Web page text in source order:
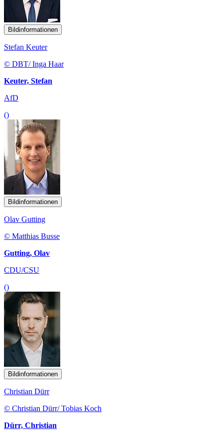
Bildinformationen
Stefan Keuter
© DBT/ Inga Haar
Keuter, Stefan
AfD
()
Bildinformationen
Olav Gutting
© Matthias Busse
Gutting, Olav
CDU/CSU
()
Bildinformationen
Christian Dürr
© Christian Dürr/ Tobias Koch
Dürr, Christian